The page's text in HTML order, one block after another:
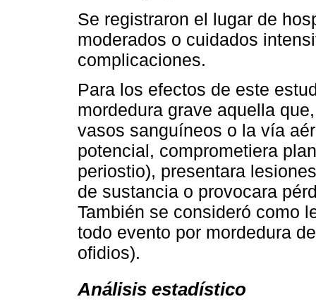
Se registraron el lugar de
moderados o cuidados
complicaciones.
Para los efectos de este
mordedura grave aquella
vasos sanguíneos o la vía
potencial, comprometiera
periostio), presentara
de sustancia o provocara
También se consideró como
todo evento por mordedura
ofidios).
Análisis estadístico